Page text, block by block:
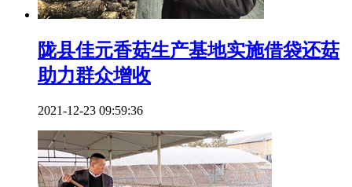
陇县佳元香菇生产基地实施借袋还菇
助力群众增收
2021-12-23 09:59:36